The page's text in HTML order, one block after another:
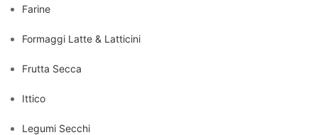
Farine
Formaggi Latte & Latticini
Frutta Secca
Ittico
Legumi Secchi